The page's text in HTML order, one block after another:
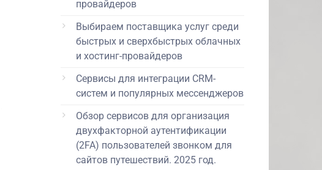
провайдеров
Выбираем поставщика услуг среди
быстрых и сверхбыстрых облачных
и хостинг-провайдеров
Сервисы для интеграции CRM-
систем и популярных мессенджеров
Обзор сервисов для организация
двухфакторной аутентификации
(2FA) пользователей звонком для
сайтов путешествий. 2025 год.